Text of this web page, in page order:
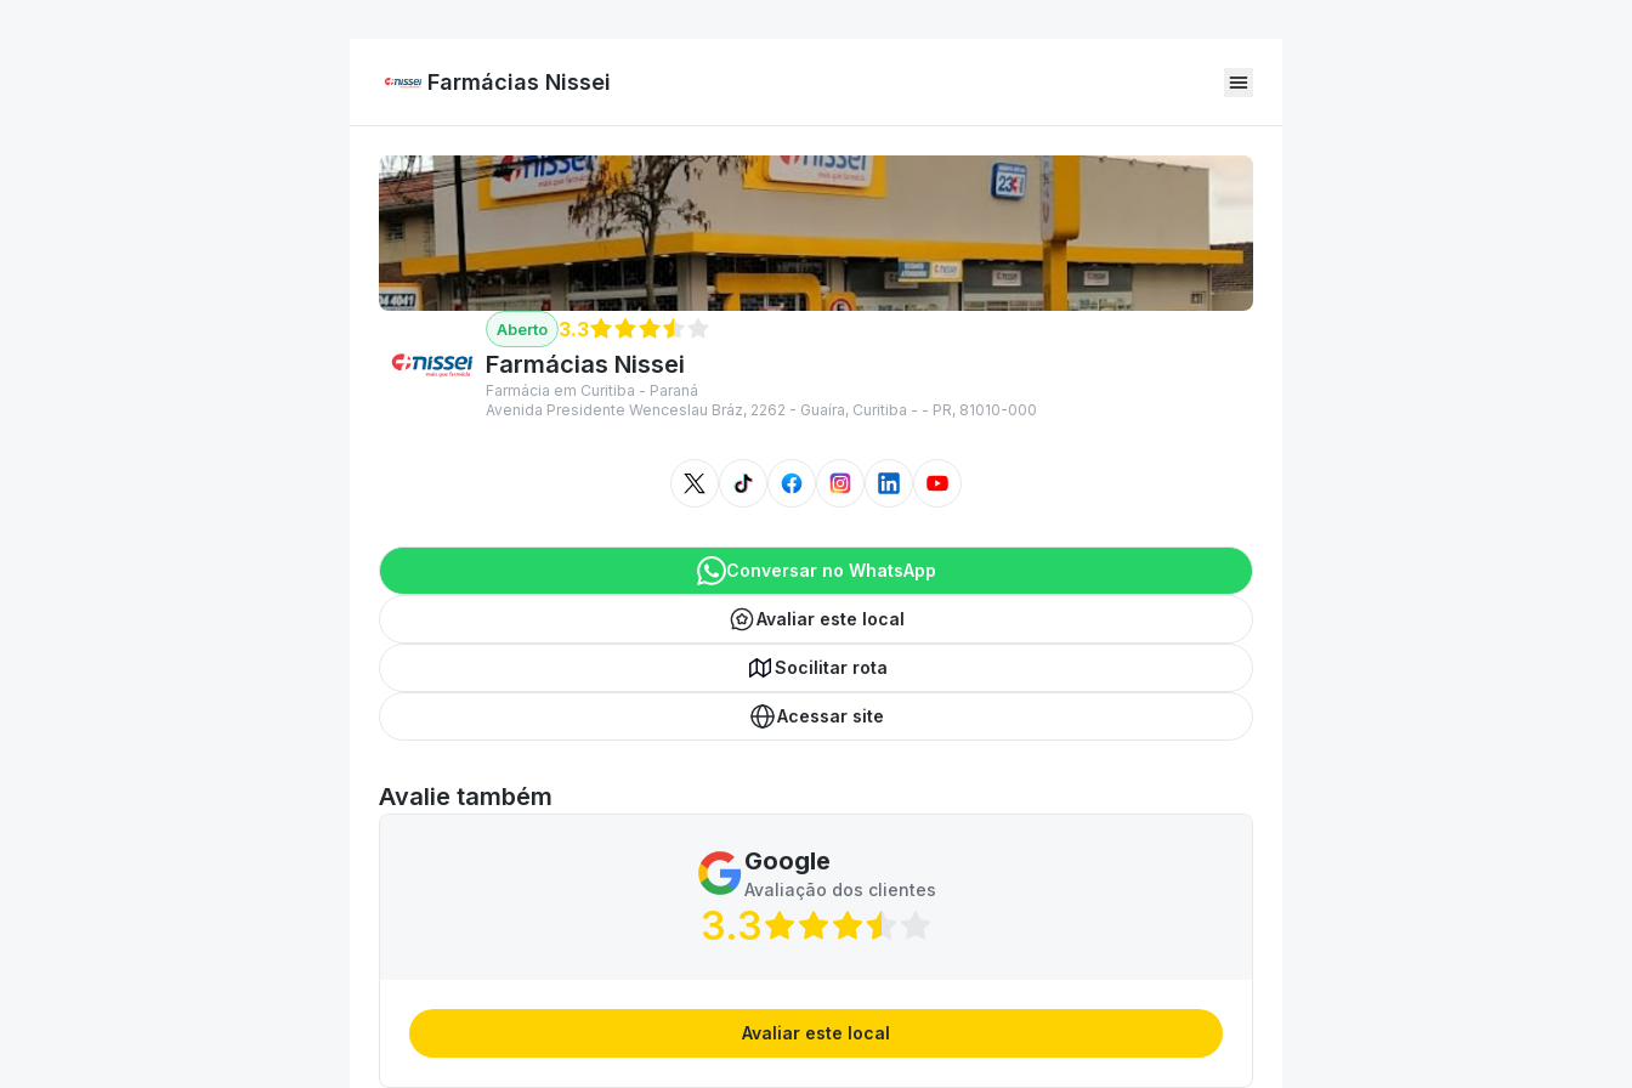
Farmácias Nissei
3.3
Farmácias Nissei
Farmácia em Curitiba - Paraná
Avenida Presidente Wenceslau Bráz, 2262 - Guaíra, Curitiba - - PR, 81010-000
Conversar no WhatsApp
Avaliar este local
Socilitar rota
Acessar site
Avalie também
Google
Avaliação dos clientes
3.3
Avaliar este local